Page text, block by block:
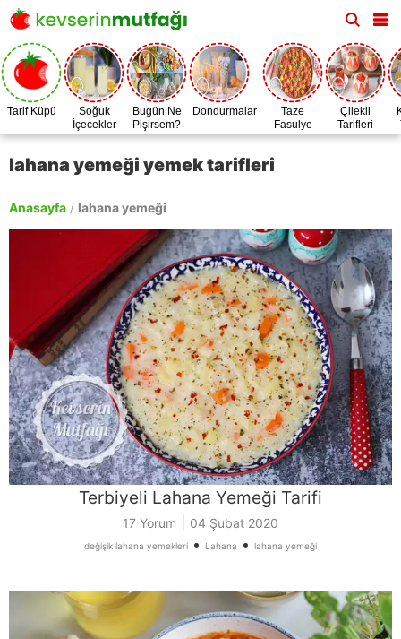
Tarif Küpü
Soğuk
İçecekler
Bugün Ne
Pişirsem?
Dondurmalar
Taze
Fasulye
Zamanı
Çilekli
Tarifleri
lahana yemeği yemek tarifleri
Anasayfa / lahana yemeği
Terbiyeli Lahana Yemeği Tarifi
17 Yorum 04 Şubat 2020
değişik lahana yemekleri • Lahana • lahana yemeği